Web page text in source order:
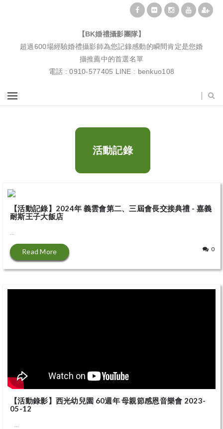
【BK婚禮攝影團隊】
超過600場經驗婚禮攝影師為您記錄感動的瞬間肯定是您婚
攝推薦中的首選名單
電話 : 0910-577405 LINE : benkuo108
活動記錄
【活動記錄】2024年 義雲會第二、三屆會長交接典禮 - 嘉義
耐斯王子大飯店
...
Read More 0
【活動錄影】西光幼兒園 60週年 母親節感恩音樂會 2023-
05-12
...